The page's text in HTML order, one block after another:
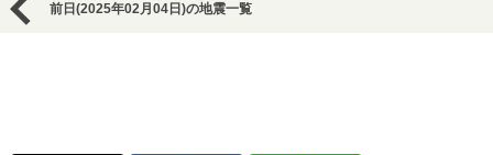
前日(2025年02月04日)の地震一覧